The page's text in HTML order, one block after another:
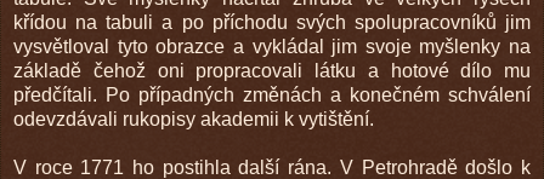
křídou na tabuli a po příchodu svých spolupracovníků jim
vysvětloval tyto obrazce a vykládal jim svoje myšlenky na
základě čehož oni propracovali látku a hotové dílo mu
předčítali. Po případných změnách a konečném schválení
odevzdávali rukopisy akademii k vytištění.
V roce 1771 ho postihla další rána. V Petrohradě došlo k